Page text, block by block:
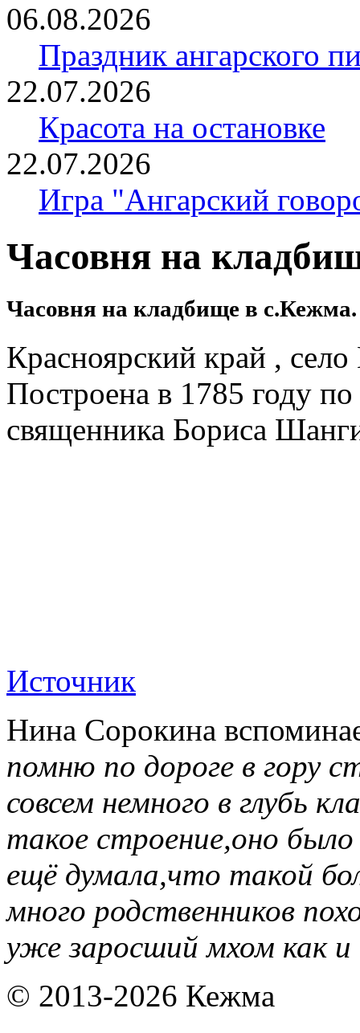
06.08.2026
Праздник ангарского
22.07.2026
Красота на остановке
22.07.2026
Игра "Ангарский
Часовня на
Часовня на кладбище в
Красноярский край ,
Построена в 1785 году
священника Бориса
Источник
Нина Сорокина
помню по дороге в гору
совсем немного в глубь
такое строение,оно
ещё думала,что такой
много родственников
уже заросший мхом как и
© 2013-2026 Кежма